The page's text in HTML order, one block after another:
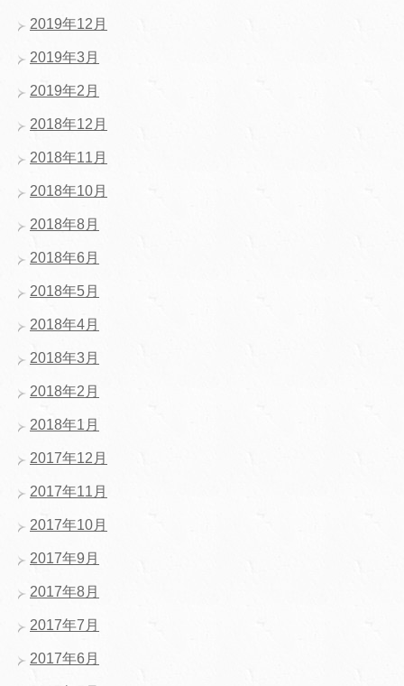
2019年12月
2019年3月
2019年2月
2018年12月
2018年11月
2018年10月
2018年8月
2018年6月
2018年5月
2018年4月
2018年3月
2018年2月
2018年1月
2017年12月
2017年11月
2017年10月
2017年9月
2017年8月
2017年7月
2017年6月